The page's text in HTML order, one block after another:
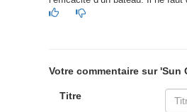
Votre commentaire sur 'Sun
Titre